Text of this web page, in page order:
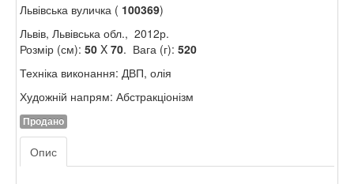
Львівська вуличка ( 100369)
Львів, Львівська обл., 2012р.
Розмір (см): 50 X 70. Вага (г): 520
Техніка виконання: ДВП, олія
Художній напрям: Абстракціонізм
Продано
Опис